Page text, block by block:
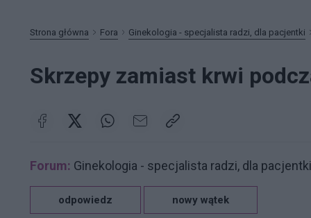
Strona główna Fora Ginekologia - specjalista radzi, dla pacjentki
Skrzepy zamiast krwi
Forum: Ginekologia - specjalista radzi, dla pacjentki
odpowiedz nowy wątek